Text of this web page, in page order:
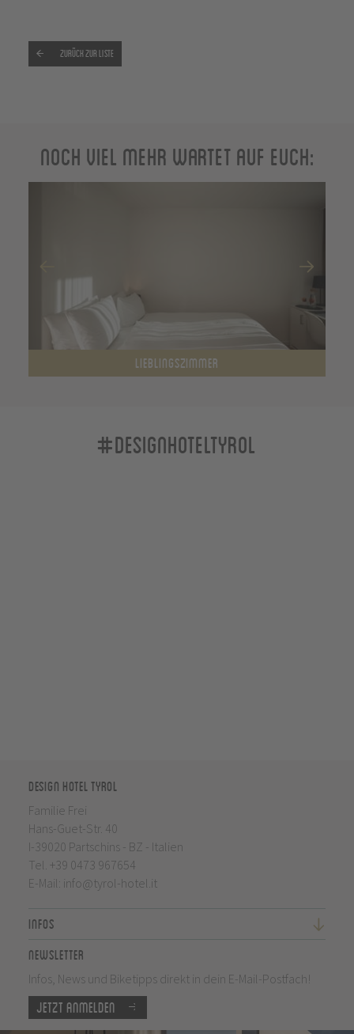
Zurück zur Liste
Noch viel mehr wartet auf Euch:
LIEBLINGSZIMMER
#designhoteltyrol
Design Hotel Tyrol
Familie Frei
Hans-Guet-Str. 40
I-39020 Partschins - BZ - Italien
Tel. +39 0473 967654
E-Mail: info@tyrol-hotel.it
Infos
Newsletter
Infos, News und Biketipps direkt in dein E-Mail-Postfach!
Jetzt anmelden